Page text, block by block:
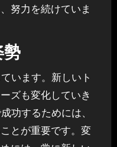
努力を続けていま
勢
います。新しいト
ズも変化していき
功するためには、
とが重要です。変